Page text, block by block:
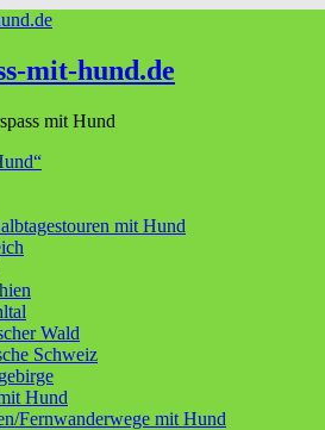
mit-hund.de
mit Hund
mit Hund
Wald
Schweiz
Hund
Fernwanderwege mit Hund